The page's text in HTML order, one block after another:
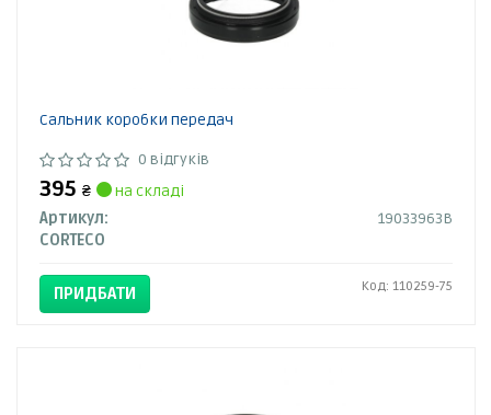
Сальник коробки передач
0 відгуків
395 ₴
на складі
Артикул:
19033963B
CORTECO
ПРИДБАТИ Код: 110259-75